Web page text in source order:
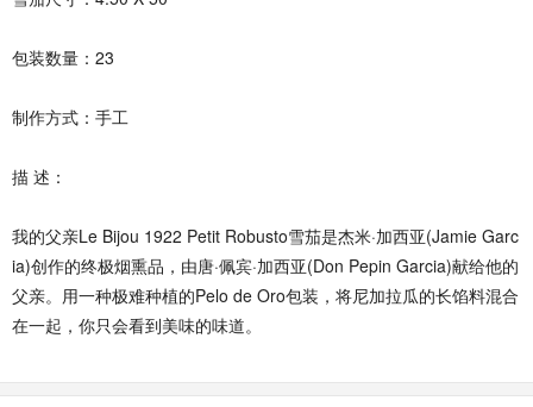
包装数量：23
制作方式：手工
描 述：
我的父亲Le Bijou 1922 Petit Robusto雪茄是杰米·加西亚(Jamie Garc
ia)创作的终极烟熏品，由唐·佩宾·加西亚(Don Pepin Garcia)献给他的
父亲。用一种极难种植的Pelo de Oro包装，将尼加拉瓜的长馅料混合
在一起，你只会看到美味的味道。